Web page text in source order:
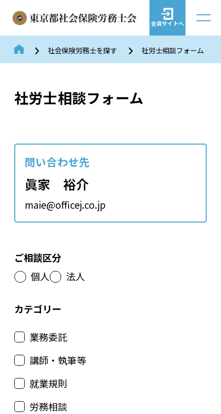
会員サイトへ
社会保険労務士を探す 社労士相談フォーム
社労士相談フォーム
問い合わせ先
眞家 裕介
maie@officej.co.jp
ご相談区分
個人
法人
カテゴリー
業務委託
講師・執筆等
就業規則
労務相談